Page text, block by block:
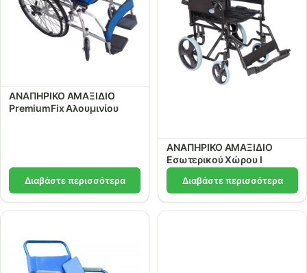
ΑΝΑΠΗΡΙΚΟ ΑΜΑΞΙΔΙΟ
PremiumFix Αλουμινίου
Διαβάστε περισσότερα
ΑΝΑΠΗΡΙΚΟ ΑΜΑΞΙΔΙΟ
Εσωτερικού Χώρου Ι
Διαβάστε περισσότερα